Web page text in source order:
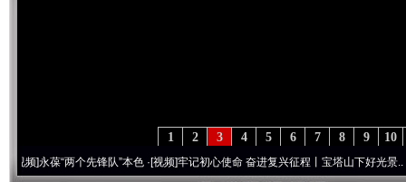
10
9
8
7
6
5
4
3
2
1
永葆“两个先锋队”本色·[视频]牢记初心使命 奋进复兴征程丨宝塔山下好光景..·[视频]